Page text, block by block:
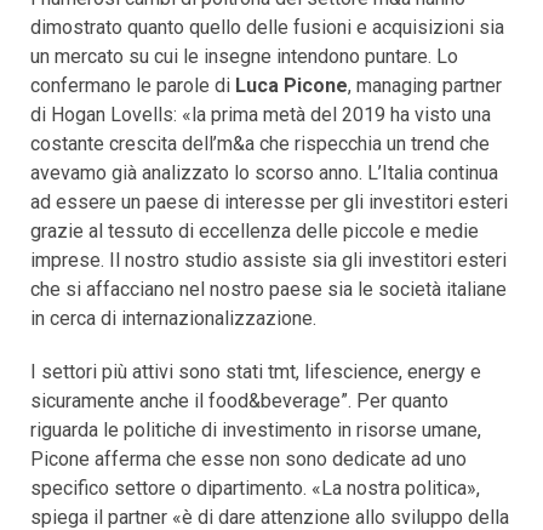
dimostrato quanto quello delle fusioni e acquisizioni sia
un mercato su cui le insegne intendono puntare. Lo
confermano le parole di Luca Picone, managing partner
di Hogan Lovells: «la prima metà del 2019 ha visto una
costante crescita dell’m&a che rispecchia un trend che
avevamo già analizzato lo scorso anno. L’Italia continua
ad essere un paese di interesse per gli investitori esteri
grazie al tessuto di eccellenza delle piccole e medie
imprese. Il nostro studio assiste sia gli investitori esteri
che si affacciano nel nostro paese sia le società italiane
in cerca di internazionalizzazione.
I settori più attivi sono stati tmt, lifescience, energy e
sicuramente anche il food&beverage”. Per quanto
riguarda le politiche di investimento in risorse umane,
Picone afferma che esse non sono dedicate ad uno
specifico settore o dipartimento. «La nostra politica»,
spiega il partner «è di dare attenzione allo sviluppo della